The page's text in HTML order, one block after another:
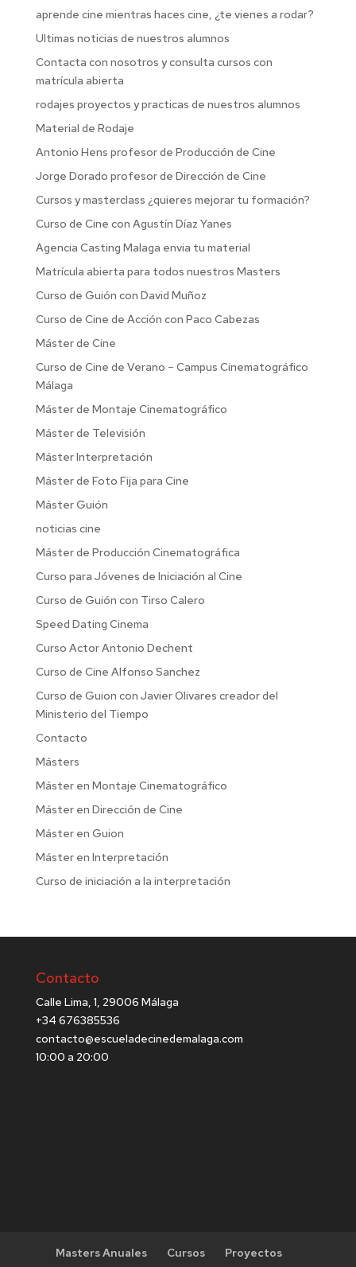
aprende cine mientras haces cine, ¿te vienes a rodar?
Ultimas noticias de nuestros alumnos
Contacta con nosotros y consulta cursos con
matrícula abierta
rodajes proyectos y practicas de nuestros alumnos
Material de Rodaje
Antonio Hens profesor de Producción de Cine
Jorge Dorado profesor de Dirección de Cine
Cursos y masterclass ¿quieres mejorar tu formación?
Curso de Cine con Agustín Díaz Yanes
Agencia Casting Malaga envia tu material
Matrícula abierta para todos nuestros Masters
Curso de Guión con David Muñoz
Curso de Cine de Acción con Paco Cabezas
Máster de Cine
Curso de Cine de Verano – Campus Cinematográfico
Málaga
Máster de Montaje Cinematográfico
Máster de Televisión
Máster Interpretación
Máster de Foto Fija para Cine
Máster Guión
noticias cine
Máster de Producción Cinematográfica
Curso para Jóvenes de Iniciación al Cine
Curso de Guión con Tirso Calero
Speed Dating Cinema
Curso Actor Antonio Dechent
Curso de Cine Alfonso Sanchez
Curso de Guion con Javier Olivares creador del
Ministerio del Tiempo
Contacto
Másters
Máster en Montaje Cinematográfico
Máster en Dirección de Cine
Máster en Guion
Máster en Interpretación
Curso de iniciación a la interpretación
Contacto
Calle Lima, 1, 29006 Málaga
+34 676385536
contacto@escueladecinedemalaga.com
10:00 a 20:00
Masters Anuales Cursos
Proyectos